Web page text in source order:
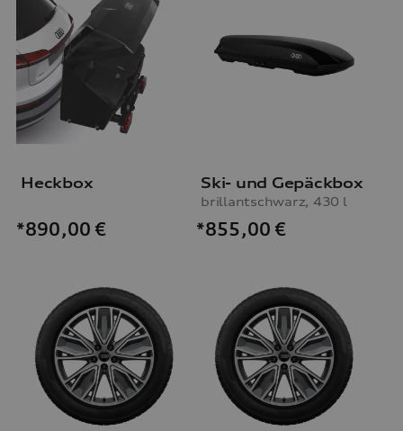
Heckbox
*890,00 €
Ski- und Gepäckbox
brillantschwarz, 430 l
*855,00 €